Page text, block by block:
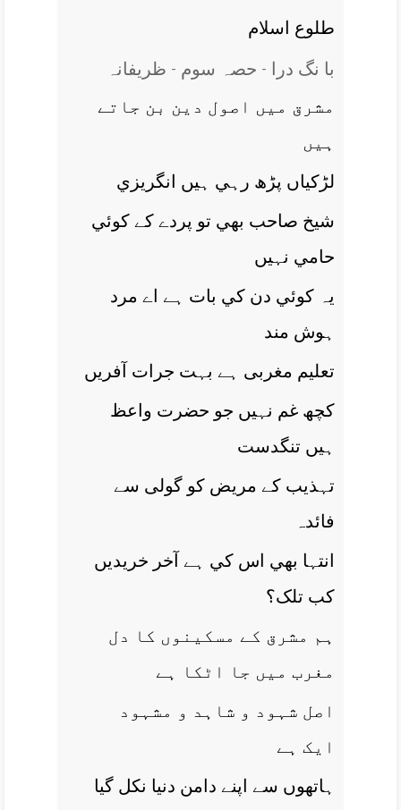
طلوع اسلام
با نگ درا - حصہ سوم - ظریفانہ
مشرق ميں اصول دين بن جاتے
ہيں
لڑکياں پڑھ رہي ہيں انگريزي
شيخ صاحب بھي تو پردے کے کوئي
حامي نہيں
يہ کوئي دن کي بات ہے اے مرد
ہوش مند
تعليم مغربی ہے بہت جرات آفريں
کچھ غم نہيں جو حضرت واعظ
ہيں تنگدست
تہذيب کے مريض کو گولی سے
فائدہ
انتہا بھي اس کي ہے آخر خريديں
کب تلک؟
ہم مشرق کے مسکينوں کا دل
مغرب ميں جا اٹکا ہے
اصل شہود و شاہد و مشہود
ايک ہے
ہاتھوں سے اپنے دامن دنيا نکل گيا